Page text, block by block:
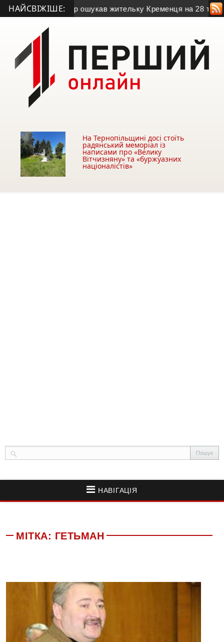
НАЙСВІЖІШЕ:
• Псевдобанкір ошукав жительку Кременця на 28 тисяч
На Тернопільщині досі стоїть
радянський меморіал із
написами про «Велику
Вітчизняну» та «буржуазних
націоналістів»
НАВІГАЦІЯ
МІТКА: ГЕТЬМАН